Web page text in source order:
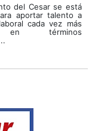
del Cesar se está
aportar talento a
cada vez más
en términos